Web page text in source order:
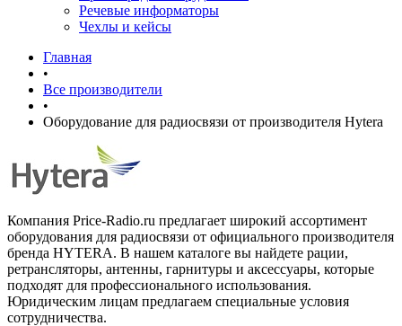
Речевые информаторы
Чехлы и кейсы
Главная
•
Все производители
•
Оборудование для радиосвязи от производителя Hytera
Компания Price-Radio.ru предлагает широкий ассортимент
оборудования для радиосвязи от официального производителя
бренда HYTERA. В нашем каталоге вы найдете рации,
ретрансляторы, антенны, гарнитуры и аксессуары, которые
подходят для профессионального использования.
Юридическим лицам предлагаем специальные условия
сотрудничества.